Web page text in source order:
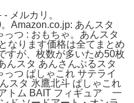
メルカリ。
Amazon.co.jp: あんスタ
つ : おもちゃ。あんスタ
なります価格は全てまとめ
すが、枚数が多いため50枚
んスタ あんさんぶるスタ
つ ぱしゃこれ サテライ
スタ 氷鷹北斗 ぱしゃこれ
トム BAIT フィギュア 一